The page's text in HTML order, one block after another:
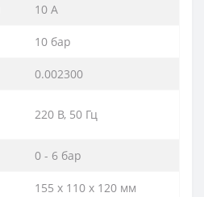
10 A
10 бар
0.002300
220 В, 50 Гц
0 - 6 бар
155 x 110 x 120 мм